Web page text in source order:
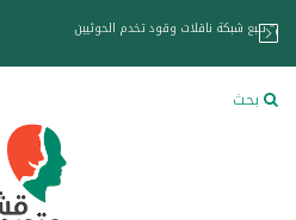
خزان عائم.. "متصدقش" تتبع شبكة
بحث